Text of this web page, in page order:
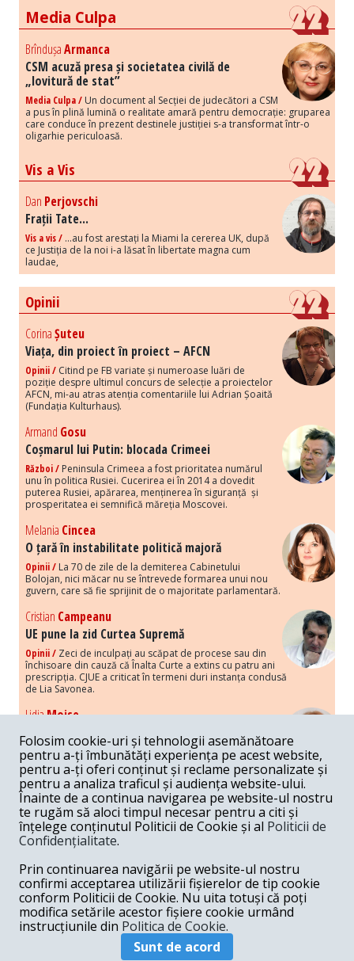
Media Culpa
BrîndușaArmanca
CSM acuză presa și societatea civilă de
„lovitură de stat”
Media Culpa / Un document al Secției de judecători a CSM
a pus în plină lumină o realitate amară pentru democrație: gruparea
care conduce în prezent destinele justiției s-a transformat într-o
oligarhie periculoasă.
Vis a Vis
Dan Perjovschi
Frații Tate...
Vis a vis / ...au fost arestați la Miami la cererea UK, după
ce Justiția de la noi i-a lăsat în libertate magna cum
laudae,
Opinii
CorinaȘuteu
Viața, din proiect în proiect – AFCN
Opinii / Citind pe FB variate și numeroase luări de
poziție despre ultimul concurs de selecție a proiectelor
AFCN, mi-au atras atenția comentariile lui Adrian Șoaită
(Fundația Kulturhaus).
Armand Gosu
Coșmarul lui Putin: blocada Crimeei
Război / Peninsula Crimeea a fost prioritatea numărul
unu în politica Rusiei. Cucerirea ei în 2014 a dovedit
puterea Rusiei, apărarea, menținerea în siguranță și
prosperitatea ei semnifică măreția Moscovei.
Melania Cincea
O țară în instabilitate politică majoră
Opinii / La 70 de zile de la demiterea Cabinetului
Bolojan, nici măcar nu se întrevede formarea unui nou
guvern, care să fie sprijinit de o majoritate parlamentară.
Cristian Campeanu
UE pune la zid Curtea Supremă
Opinii / Zeci de inculpați au scăpat de procese sau din
închisoare din cauză că Înalta Curte a extins cu patru ani
prescripția. CJUE a criticat în termeni duri instanța condusă
de Lia Savonea.
LidiaMoise
Costurile economice ale haosului politic
Opinii / Economia nu poate rezista cu retorica falsă a
susținerii intereselor poporului, care, de fapt, ascunde
obsesia menținerii privilegiilor și a averilor unor caste.
Melania Cincea
Noi puseuri de xenofobie din partea românilor
„neaoși”
Periodic, în spațiul public sunt voci care lansează
mesaje xenofobe la adresa câte unui politician care deranjează un
anumit grup politico-mediatic, într-un anumit moment.
ArmandGosu
Unirea cu Moldova: modele istorice
Unirea cu Moldova depinde de intensitatea
amenințării haosului și anarhiei de dincolo de Nistru.
Folosim cookie-uri și tehnologii asemănătoare
pentru a-ți îmbunătăți experiența pe acest website,
pentru a-ți oferi conținut și reclame personalizate și
pentru a analiza traficul și audiența website-ului.
Înainte de a continua navigarea pe website-ul nostru
te rugăm să aloci timpul necesar pentru a citi și
înțelege conținutul Politicii de Cookie și al Politicii de
Confidențialitate.
Prin continuarea navigării pe website-ul nostru
confirmi acceptarea utilizării fișierelor de tip cookie
conform Politicii de Cookie. Nu uita totuși că poți
modifica setările acestor fișiere cookie urmând
instrucțiunile din Politica de Cookie.
Sunt de acord